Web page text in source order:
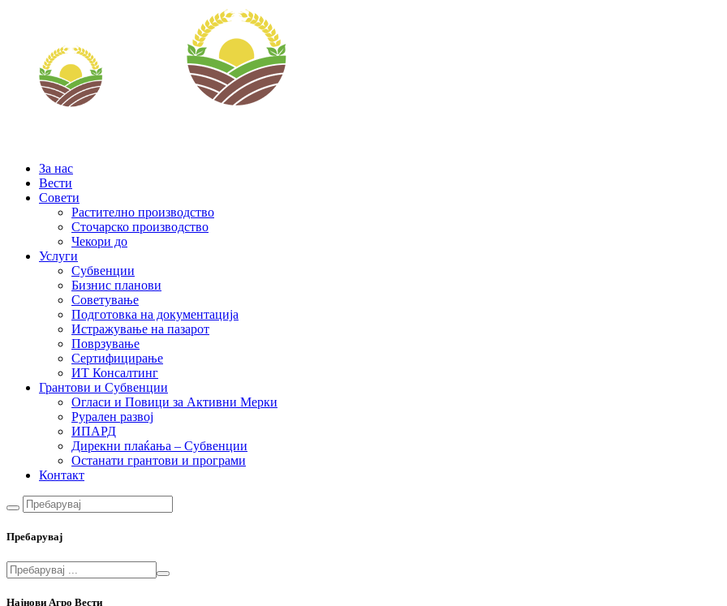
За нас
Вести
Совети
Растително производство
Сточарско производство
Чекори до
Услуги
Субвенции
Бизнис планови
Советување
Подготовка на документација
Истражување на пазарот
Поврзување
Сертифицирање
ИТ Консалтинг
Грантови и Субвенции
Огласи и Повици за Активни Мерки
Рурален развој
ИПАРД
Дирекни плаќања – Субвенции
Останати грантови и програми
Контакт
Пребарувај
Најнови Агро Вести